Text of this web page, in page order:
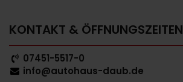
KONTAKT & ÖFFNUNGSZEITEN
07451-5517-0
info@autohaus-daub.de